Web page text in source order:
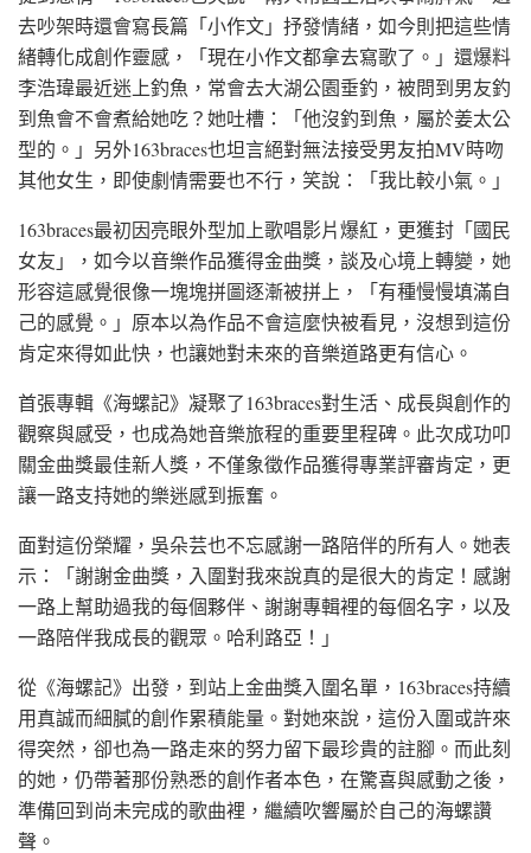
去吵架時還會寫長篇「小作文」抒發情緒，如今則把這些情
緒轉化成創作靈感，「現在小作文都拿去寫歌了。」還爆料
李浩瑋最近迷上釣魚，常會去大湖公園垂釣，被問到男友釣
到魚會不會煮給她吃？她吐槽：「他沒釣到魚，屬於姜太公
型的。」另外163braces也坦言絕對無法接受男友拍MV時吻
其他女生，即使劇情需要也不行，笑說：「我比較小氣。」
163braces最初因亮眼外型加上歌唱影片爆紅，更獲封「國民
女友」，如今以音樂作品獲得金曲獎，談及心境上轉變，她
形容這感覺很像一塊塊拼圖逐漸被拼上，「有種慢慢填滿自
己的感覺。」原本以為作品不會這麼快被看見，沒想到這份
肯定來得如此快，也讓她對未來的音樂道路更有信心。
首張專輯《海螺記》凝聚了163braces對生活、成長與創作的
觀察與感受，也成為她音樂旅程的重要里程碑。此次成功叩
關金曲獎最佳新人獎，不僅象徵作品獲得專業評審肯定，更
讓一路支持她的樂迷感到振奮。
面對這份榮耀，吳朵芸也不忘感謝一路陪伴的所有人。她表
示：「謝謝金曲獎，入圍對我來說真的是很大的肯定！感謝
一路上幫助過我的每個夥伴、謝謝專輯裡的每個名字，以及
一路陪伴我成長的觀眾。哈利路亞！」
從《海螺記》出發，到站上金曲獎入圍名單，163braces持續
用真誠而細膩的創作累積能量。對她來說，這份入圍或許來
得突然，卻也為一路走來的努力留下最珍貴的註腳。而此刻
的她，仍帶著那份熟悉的創作者本色，在驚喜與感動之後，
準備回到尚未完成的歌曲裡，繼續吹響屬於自己的海螺讚
聲。